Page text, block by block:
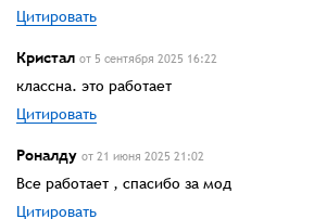
Цитировать
Кристал от 5 сентября 2025 16:22
классна. это работает
Цитировать
Роналду от 21 июня 2025 21:02
Все работает , спасибо за мод
Цитировать